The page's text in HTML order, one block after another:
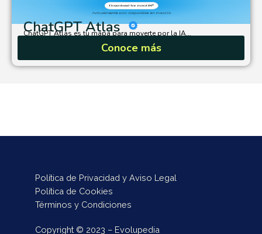
ChatGPT Atlas
ChatGPT Atlas es tu mapa para moverte por la IA...
Conoce más
Política de Privacidad y Aviso Legal
Política de Cookies
Términos y Condiciones
Copyright © 2023 – Evolupedia